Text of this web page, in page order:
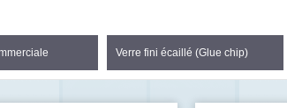
Verre fini écaillé (Glue chip)